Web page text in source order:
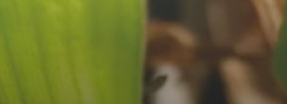
de Los Quirquinchos